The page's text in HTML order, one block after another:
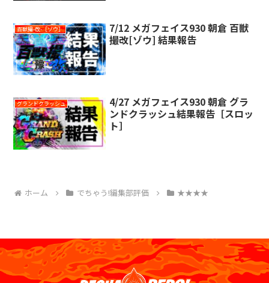
百獣撮-改-［ゾウ］
7/12 メガフェイス930 朝倉 百獣
撮改[ゾウ] 結果報告
グランドクラッシュ
4/27 メガフェイス930 朝倉 グラ
ンドクラッシュ結果報告［スロッ
ト］
ホーム でちゃう!編集部評価 ★★★★